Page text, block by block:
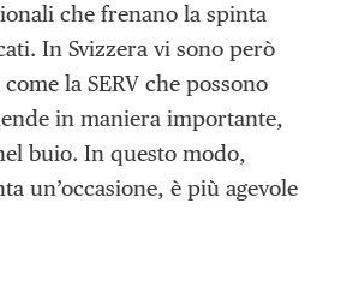
che frenano la spinta
In Svizzera vi sono però
la SERV che possono
in maniera importante,
buio. In questo modo,
un’occasione, è più agevole